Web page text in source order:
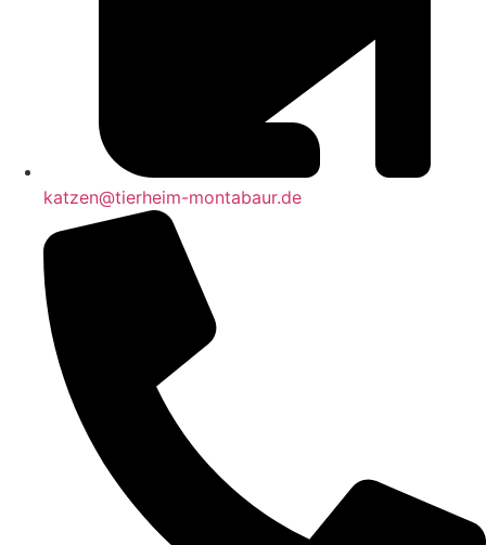
katzen@tierheim-montabaur.de